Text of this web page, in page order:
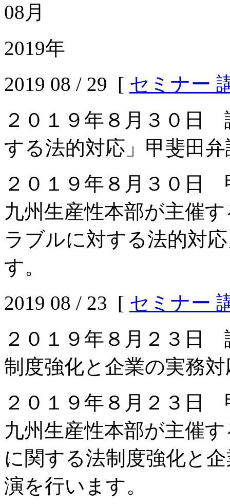
08月
2019年
2019 08 / 29 [ セミナー
２０１９年８月３０日
する法的対応」甲斐田
２０１９年８月３０日
九州生産性本部が主催
ラブルに対する法的対
す。
2019 08 / 23 [ セミナー
２０１９年８月２３日
制度強化と企業の実務
２０１９年８月２３日
九州生産性本部が主催
に関する法制度強化と
演を行います。